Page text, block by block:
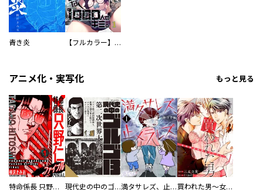
青き炎 【フルカラー】さよなら、私の大好きな１０００人のキミ。
アニメ化・実写化 もっと見る
特命係長 只野仁ファイナル 愛蔵版 現代史の中のゴルゴ13 満タサレズ、止メラレズ 買われた男～女性限定快感セラピスト～【描き下ろしおまけ付き特装版】